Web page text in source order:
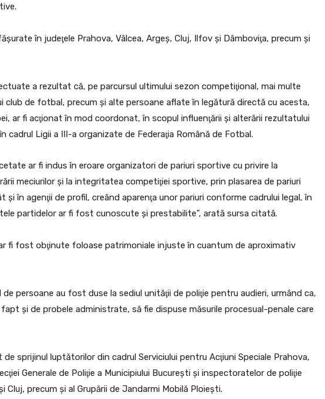
în judeţele Prahova, Vâlcea, Argeş, Cluj, Ilfov şi Dâmboviţa, precum şi
a rezultat că, pe parcursul ultimului sezon competiţional, mai multe
club de fotbal, precum şi alte persoane aflate în legătură directă cu acesta,
ar fi acţionat în mod coordonat, în scopul influenţării şi alterării rezultatului
cadrul Ligii a III-a organizate de Federaţia Română de Fotbal.
ar fi indus în eroare organizatori de pariuri sportive cu privire la
meciurilor şi la integritatea competiţiei sportive, prin plasarea de pariuri
şi în agenţii de profil, creând aparenţa unor pariuri conforme cadrului legal, în
partidelor ar fi fost cunoscute şi prestabilite”, arată sursa citată.
fi fost obţinute foloase patrimoniale injuste în cuantum de aproximativ
de persoane au fost duse la sediul unităţii de poliţie pentru audieri, urmând ca,
şi de probele administrate, să fie dispuse măsurile procesual-penale care
sprijinul luptătorilor din cadrul Serviciului pentru Acţiuni Speciale Prahova,
Generale de Poliţie a Municipiului Bucureşti şi inspectoratelor de poliţie
Cluj, precum şi al Grupării de Jandarmi Mobilă Ploieşti.